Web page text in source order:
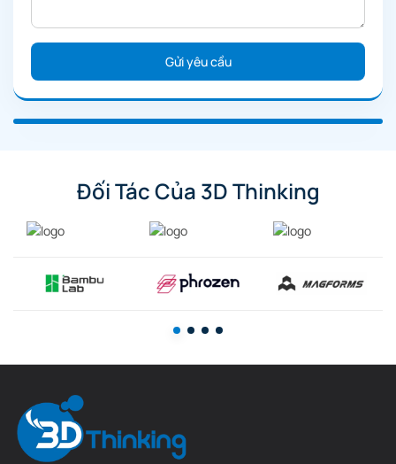
Đối Tác Của 3D Thinking